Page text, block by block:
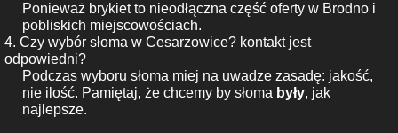
Ponieważ brykiet to nieodłączna część oferty w Brodno i
pobliskich miejscowościach.
4. Czy wybór słoma w Cesarzowice? kontakt jest
odpowiedni?
Podczas wyboru słoma miej na uwadze zasadę: jakość,
nie ilość. Pamiętaj, że chcemy by słoma były, jak
najlepsze.